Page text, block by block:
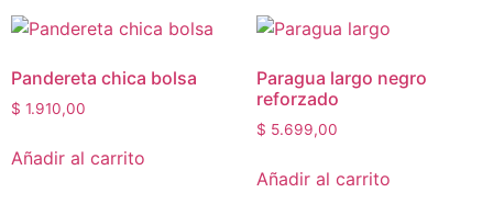
Pandereta chica bolsa
$ 1.910,00
Añadir al carrito
Paragua largo negro
reforzado
$ 5.699,00
Añadir al carrito